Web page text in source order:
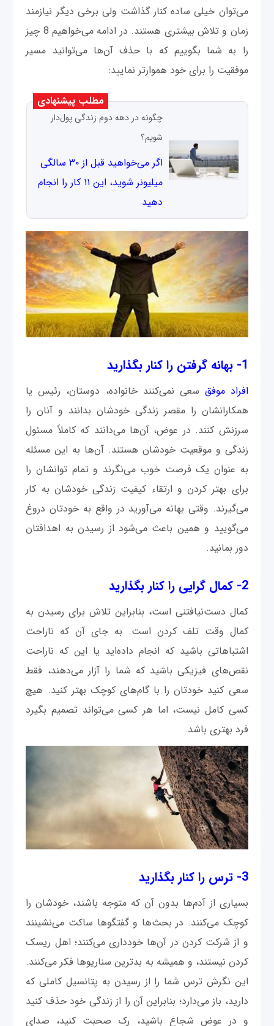
می‌توان خیلی ساده کنار گذاشت ولی برخی دیگر نیازمند
زمان و تلاش بیشتری هستند. در ادامه می‌خواهیم 8 چیز
را به شما بگوییم که با حذف آن‌ها می‌توانید مسیر
موفقیت را برای خود هموارتر نمایید:
مطلب پیشنهادی
چگونه در دهه دوم زندگی پول‌دار
شویم؟
اگر می‌خواهید قبل از ۳۰ سالگی
میلیونر شوید، این ۱۱ کار را انجام
دهید
1- بهانه‌ گرفتن را کنار بگذارید
افراد موفق سعی نمی‌کنند خانواده، دوستان، رئیس یا
همکارانشان را مقصر زندگی خودشان بدانند و آنان را
سرزنش کنند. در عوض، آن‌ها می‌دانند که کاملاً مسئول
زندگی و موقعیت خودشان هستند. آن‌ها به این مسئله
به عنوان یک فرصت خوب می‌نگرند و تمام توانشان را
برای بهتر کردن و ارتقاء کیفیت زندگی خودشان به کار
می‌گیرند. وقتی بهانه می‌آورید در واقع به خودتان دروغ
می‌گویید و همین باعث می‌شود از رسیدن به اهدافتان
دور بمانید.
2- کمال گرایی را کنار بگذارید
کمال دست‌نیافتنی است، بنابراین تلاش برای رسیدن به
کمال وقت تلف کردن است. به جای آن که ناراحت
اشتباهاتی باشید که انجام داده‌اید یا این که ناراحت
نقص‌های فیزیکی باشید که شما را آزار می‌دهند، فقط
سعی کنید خودتان را با گام‌های کوچک بهتر کنید. هیچ
کسی کامل نیست، اما هر کسی می‌تواند تصمیم بگیرد
فرد بهتری باشد.
3- ترس را کنار بگذارید
بسیاری از آدم‌ها بدون آن که متوجه باشند، خودشان را
کوچک می‌کنند. در بحث‌ها و گفتگوها ساکت می‌نشینند
و از شرکت کردن در آن‌ها خودداری می‌کنند؛ اهل ریسک
کردن نیستند، و همیشه به بدترین سناریوها فکر می‌کنند.
این نگرش ترس شما را از رسیدن به پتانسیل کاملی که
دارید، باز می‌دارد؛ بنابراین آن را از زندگی خود حذف کنید
و در عوض شجاع باشید، رک صحبت کنید، صدای